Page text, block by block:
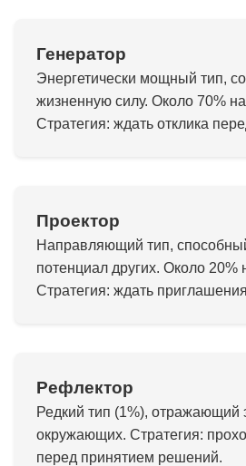
Генератор
Энергетически мощный тип,
жизненную силу. Около 70%
Стратегия: ждать отклика
Проектор
Направляющий тип,
потенциал других. Около 20%
Стратегия: ждать
Рефлектор
Редкий тип (1%), отражающий
окружающих. Стратегия:
перед принятием решений.